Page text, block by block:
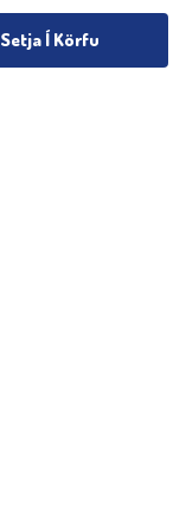
Setja Í Körfu